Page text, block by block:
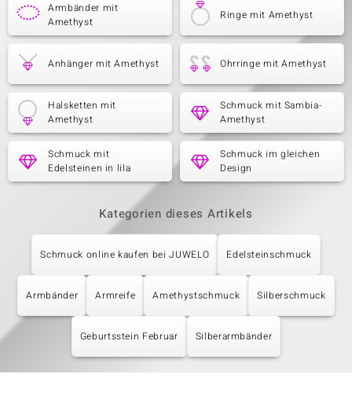
Armbänder mit
Amethyst
Ringe mit Amethyst
Anhänger mit Amethyst Ohrringe mit Amethyst
Halsketten mit
Amethyst
Schmuck mit Sambia-
Amethyst
Schmuck mit
Edelsteinen in lila
Schmuck im gleichen
Design
Kategorien dieses Artikels
Schmuck online kaufen bei JUWELO Edelsteinschmuck
Armbänder Armreife Amethystschmuck Silberschmuck
Geburtsstein Februar Silberarmbänder